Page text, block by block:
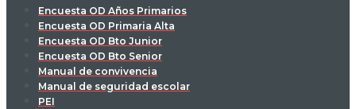
Encuesta OD Años Primarios
Encuesta OD Primaria Alta
Encuesta OD Bto Junior
Encuesta OD Bto Senior
Manual de convivencia
Manual de seguridad escolar
PEI